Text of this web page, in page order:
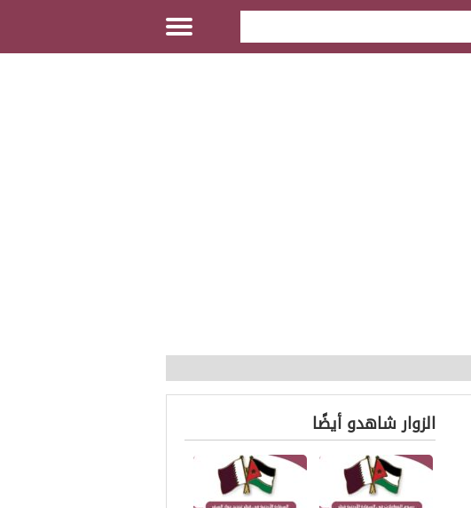
الزوار شاهدو أيضًا